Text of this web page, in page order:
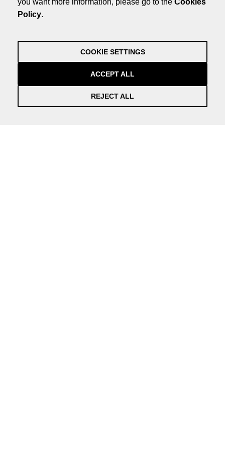
Credits
Privacy Policy
you want more information, please go to the Cookies
Policy.
COOKIE SETTINGS
REJECT ALL
ACCEPT ALL